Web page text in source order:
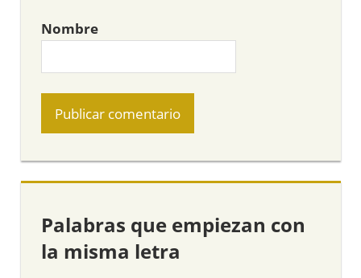
Nombre
Palabras que empiezan con
la misma letra